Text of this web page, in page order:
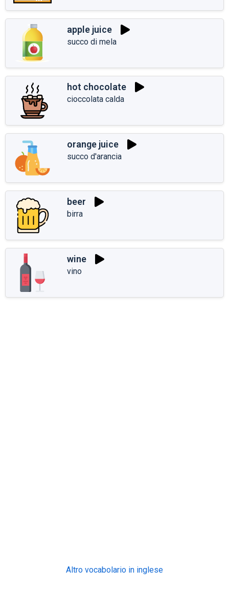
apple juice
succo di mela
hot chocolate
cioccolata calda
orange juice
succo d'arancia
beer
birra
wine
vino
Altro vocabolario in inglese